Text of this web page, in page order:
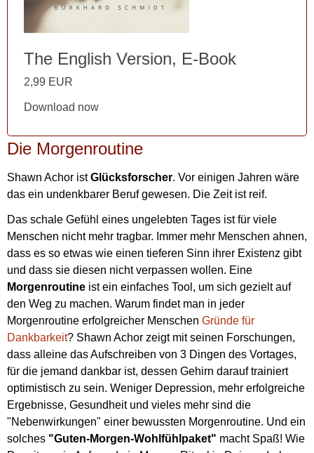
The English Version, E-Book
2,99 EUR
Download now
Die Morgenroutine
Shawn Achor istGlücksforscher. Vor einigen Jahren wäre
das ein undenkbarer Beruf gewesen. Die Zeit ist reif.
Das schale Gefühl eines ungelebten Tages ist für viele
Menschen nicht mehr tragbar. Immer mehr Menschen ahnen,
dass es so etwas wie einen tieferen Sinn ihrer Existenz gibt
und dass sie diesen nicht verpassen wollen. Eine
Morgenroutine ist ein einfaches Tool, um sich gezielt auf
den Weg zu machen. Warum findet man in jeder
Morgenroutine erfolgreicher Menschen Gründe für
Dankbarkeit? Shawn Achor zeigt mit seinen Forschungen,
dass alleine das Aufschreiben von 3 Dingen des Vortages,
für die jemand dankbar ist, dessen Gehirn darauf trainiert
optimistisch zu sein. Weniger Depression, mehr erfolgreiche
Ergebnisse, Gesundheit und vieles mehr sind die
"Nebenwirkungen" einer bewussten Morgenroutine. Und ein
solches "Guten-Morgen-Wohlfühlpaket" macht Spaß! Wie